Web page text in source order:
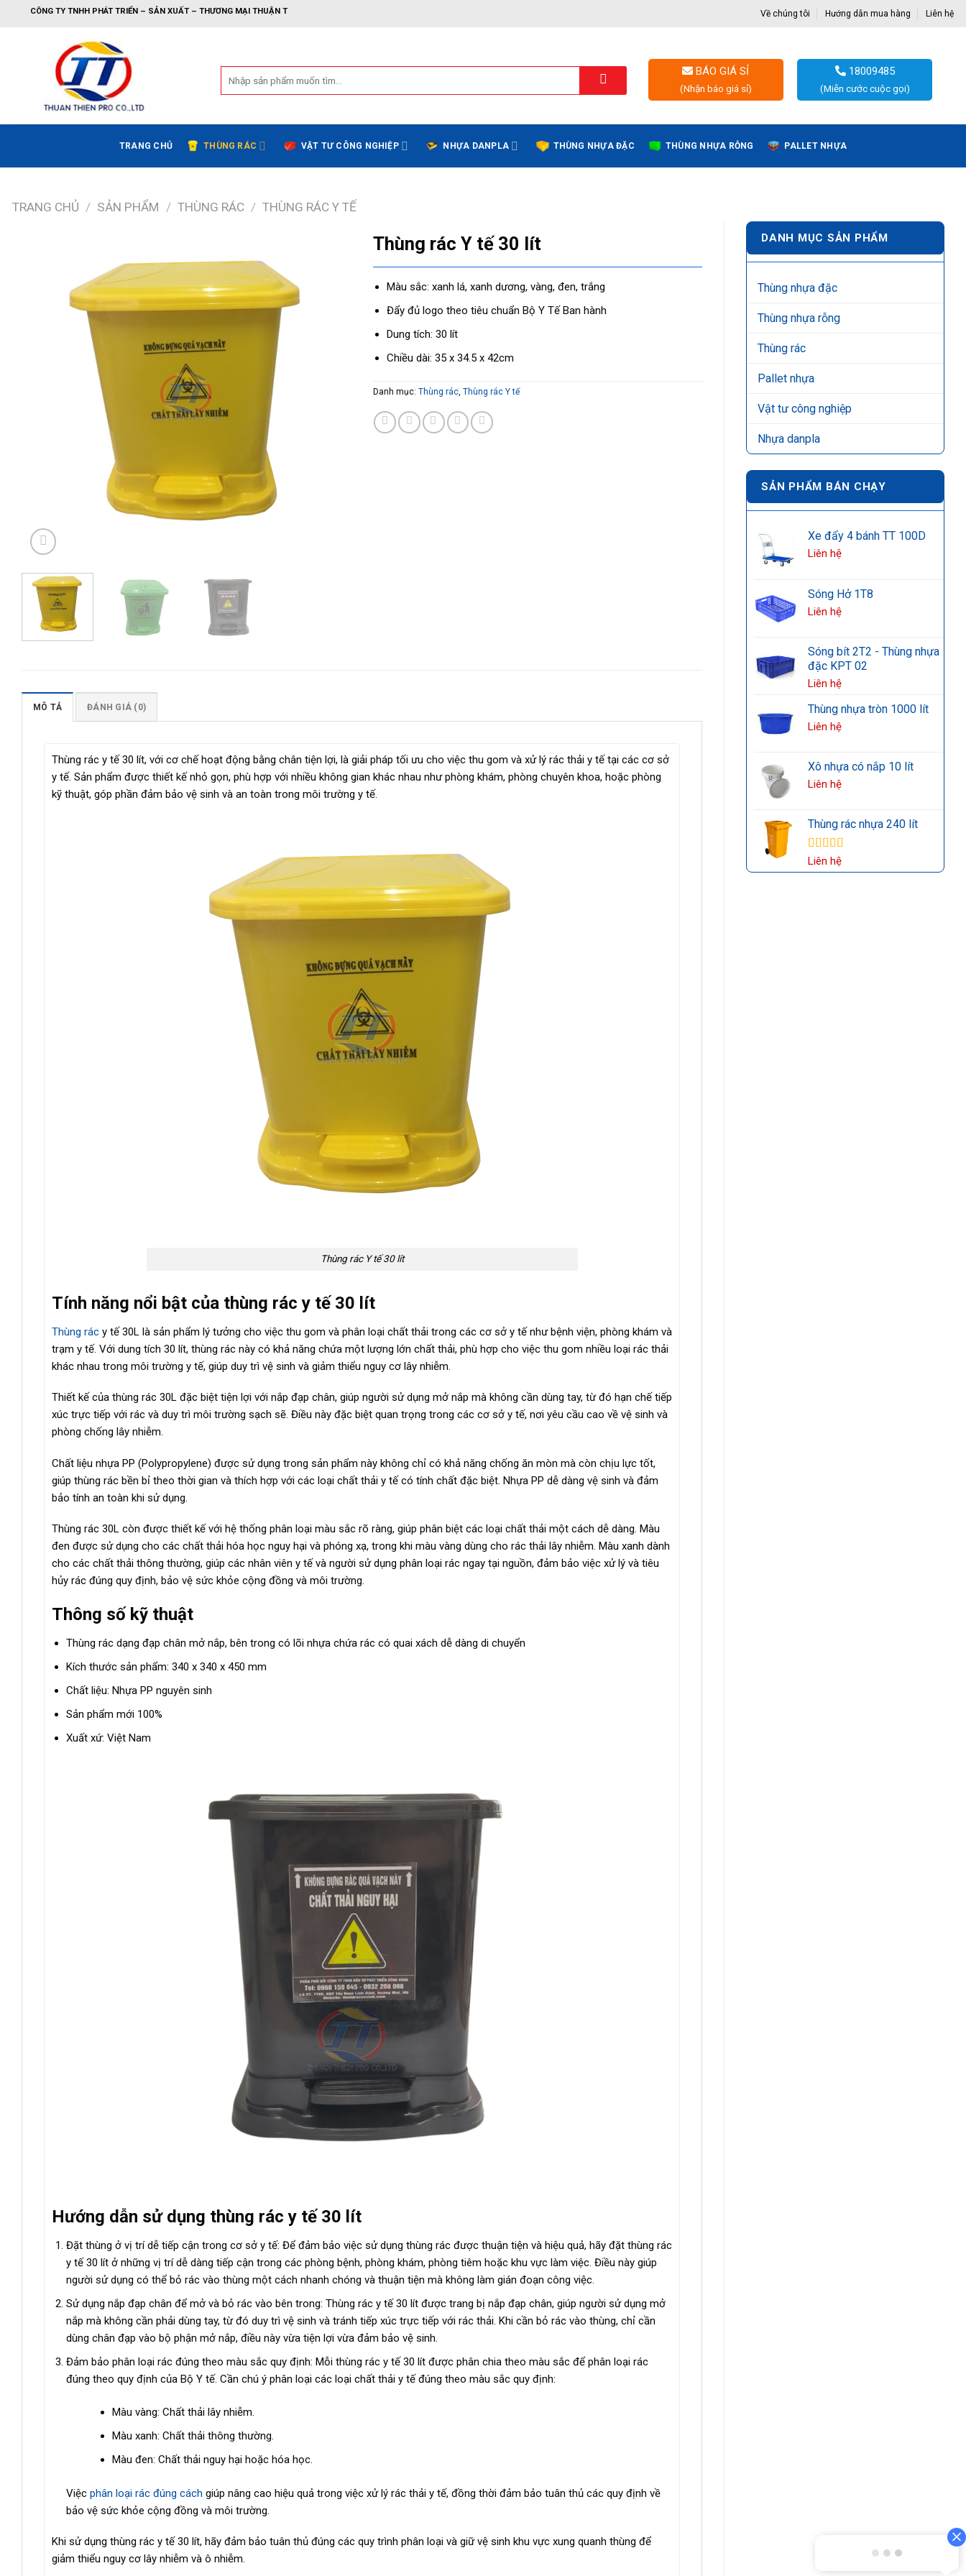
TNHH PHÁT TRIỂN – SẢN XUẤT – THƯƠNG MẠI THUẬN THIÊN Về chúng tôi Hướng dẫn mua hàng Liên hệ
kiếm:
BÁO GIÁ SỈ
(Nhận báo giá sỉ)
18009485
(Miễn cước cuộc gọi)
TRANG CHỦ THÙNG RÁC VẬT TƯ CÔNG NGHIỆP NHỰA DANPLA THÙNG NHỰA ĐẶC THÙNG NHỰA RỖNG PALLET NHỰA
TRANG CHỦ / SẢN PHẨM / THÙNG RÁC / THÙNG RÁC Y TẾ
DANH MỤC SẢN PHẨM
Thùng nhựa đặc
Thùng nhựa rỗng
Thùng rác
Pallet nhựa
Vật tư công nghiệp
Nhựa danpla
SẢN PHẨM BÁN CHẠY
Xe đẩy 4 bánh TT 100D
Liên hệ
Sóng Hở 1T8
Liên hệ
Sóng bít 2T2 - Thùng nhựa
đặc KPT 02
Liên hệ
Thùng nhựa tròn 1000 lít
Liên hệ
Xô nhựa có nắp 10 lít
Liên hệ
Thùng rác nhựa 240 lít
Được xếp
hạng5.005
Liên hệ
Thùng rác Y tế 30 lít
Màu sắc: xanh lá, xanh dương, vàng, đen, trắng
Đẩy đủ logo theo tiêu chuẩn Bộ Y Tế Ban hành
Dung tích: 30 lít
Chiều dài: 35 x 34.5 x 42cm
Danh mục: Thùng rác, Thùng rác Y tế
MÔ TẢ ĐÁNH GIÁ (0)
Thùng rác y tế 30 lít, với cơ chế hoạt động bằng chân tiện lợi, là giải pháp tối ưu cho việc thu gom và xử lý rác thải y tế tại các cơ sở
y tế. Sản phẩm được thiết kế nhỏ gọn, phù hợp với nhiều không gian khác nhau như phòng khám, phòng chuyên khoa, hoặc phòng
kỹ thuật, góp phần đảm bảo vệ sinh và an toàn trong môi trường y tế.
Thùng rác Y tế 30 lít
Tính năng nổi bật của thùng rác y tế 30 lít
Thùng rác y tế 30L là sản phẩm lý tưởng cho việc thu gom và phân loại chất thải trong các cơ sở y tế như bệnh viện, phòng khám và
trạm y tế. Với dung tích 30 lít, thùng rác này có khả năng chứa một lượng lớn chất thải, phù hợp cho việc thu gom nhiều loại rác thải
khác nhau trong môi trường y tế, giúp duy trì vệ sinh và giảm thiểu nguy cơ lây nhiễm.
Thiết kế của thùng rác 30L đặc biệt tiện lợi với nắp đạp chân, giúp người sử dụng mở nắp mà không cần dùng tay, từ đó hạn chế tiếp
xúc trực tiếp với rác và duy trì môi trường sạch sẽ. Điều này đặc biệt quan trọng trong các cơ sở y tế, nơi yêu cầu cao về vệ sinh và
phòng chống lây nhiễm.
Chất liệu nhựa PP (Polypropylene) được sử dụng trong sản phẩm này không chỉ có khả năng chống ăn mòn mà còn chịu lực tốt,
giúp thùng rác bền bỉ theo thời gian và thích hợp với các loại chất thải y tế có tính chất đặc biệt. Nhựa PP dễ dàng vệ sinh và đảm
bảo tính an toàn khi sử dụng.
Thùng rác 30L còn được thiết kế với hệ thống phân loại màu sắc rõ ràng, giúp phân biệt các loại chất thải một cách dễ dàng. Màu
đen được sử dụng cho các chất thải hóa học nguy hại và phóng xạ, trong khi màu vàng dùng cho rác thải lây nhiễm. Màu xanh dành
cho các chất thải thông thường, giúp các nhân viên y tế và người sử dụng phân loại rác ngay tại nguồn, đảm bảo việc xử lý và tiêu
hủy rác đúng quy định, bảo vệ sức khỏe cộng đồng và môi trường.
Thông số kỹ thuật
Thùng rác dạng đạp chân mở nắp, bên trong có lõi nhựa chứa rác có quai xách dễ dàng di chuyển
Kích thước sản phẩm: 340 x 340 x 450 mm
Chất liệu: Nhựa PP nguyên sinh
Sản phẩm mới 100%
Xuất xứ: Việt Nam
Hướng dẫn sử dụng thùng rác y tế 30 lít
Đặt thùng ở vị trí dễ tiếp cận trong cơ sở y tế: Để đảm bảo việc sử dụng thùng rác được thuận tiện và hiệu quả, hãy đặt thùng rác
y tế 30 lít ở những vị trí dễ dàng tiếp cận trong các phòng bệnh, phòng khám, phòng tiêm hoặc khu vực làm việc. Điều này giúp
người sử dụng có thể bỏ rác vào thùng một cách nhanh chóng và thuận tiện mà không làm gián đoạn công việc.
Sử dụng nắp đạp chân để mở và bỏ rác vào bên trong: Thùng rác y tế 30 lít được trang bị nắp đạp chân, giúp người sử dụng mở
nắp mà không cần phải dùng tay, từ đó duy trì vệ sinh và tránh tiếp xúc trực tiếp với rác thải. Khi cần bỏ rác vào thùng, chỉ cần
dùng chân đạp vào bộ phận mở nắp, điều này vừa tiện lợi vừa đảm bảo vệ sinh.
Đảm bảo phân loại rác đúng theo màu sắc quy định: Mỗi thùng rác y tế 30 lít được phân chia theo màu sắc để phân loại rác
đúng theo quy định của Bộ Y tế. Cần chú ý phân loại các loại chất thải y tế đúng theo màu sắc quy định:
Màu vàng: Chất thải lây nhiễm.
Màu xanh: Chất thải thông thường.
Màu đen: Chất thải nguy hại hoặc hóa học.
Việc phân loại rác đúng cách giúp nâng cao hiệu quả trong việc xử lý rác thải y tế, đồng thời đảm bảo tuân thủ các quy định về
bảo vệ sức khỏe cộng đồng và môi trường.
Khi sử dụng thùng rác y tế 30 lít, hãy đảm bảo tuân thủ đúng các quy trình phân loại và giữ vệ sinh khu vực xung quanh thùng để
giảm thiểu nguy cơ lây nhiễm và ô nhiễm.